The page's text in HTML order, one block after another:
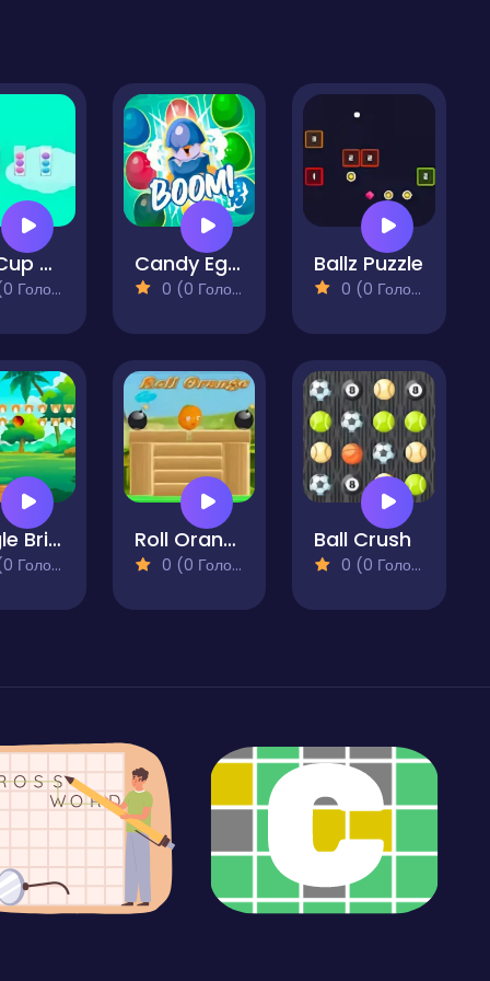
Ball Cup Game Candy Egg Blast
0 (0 Голосів)
Ballz Puzzle
0 (0 Голосів)
Jungle Bricks Breaker Roll Orange
0 (0 Голосів)
Ball Crush
0 (0 Голосів)